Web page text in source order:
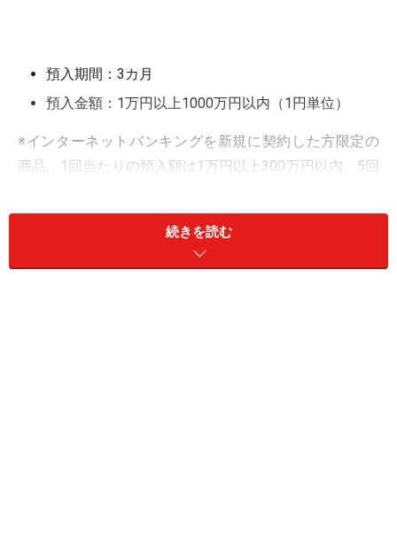
預入期間：3カ月
預入金額：1万円以上1000万円以内（1円単位）
※インターネットバンキングを新規に契約した方限定の
商品。1回当たりの預入額は1万円以上300万円以内。5回
間はインターネットバンキング利用登録の2日後から90
続きを読む